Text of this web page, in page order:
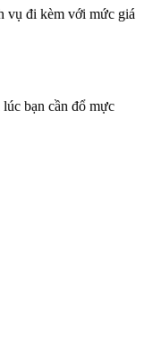
vụ đi kèm với mức giá
bạn cần đổ mực